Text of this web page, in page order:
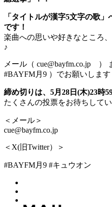
「タイトルが漢字5文字の歌
です！
楽曲への思いや好きなところ
♪
メール（ cue@bayfm.co.jp ）
#BAYFM月9 ）でお願いします
締め切りは、5月28日(木)23時
たくさんの投票をお待ちして
＜メール＞
cue@bayfm.co.jp
＜X(旧Twitter）＞
#BAYFM月9 #キュウオン